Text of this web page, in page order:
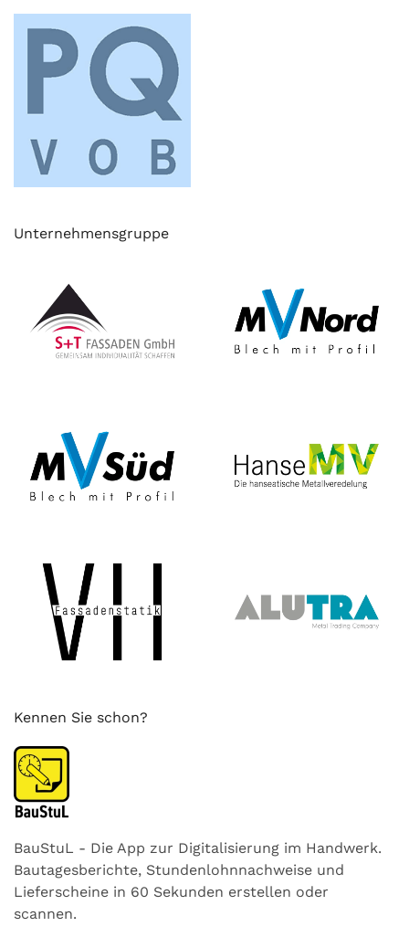
Unternehmensgruppe
Kennen Sie schon?
BauStuL - Die App zur Digitalisierung im Handwerk.
Bautagesberichte, Stundenlohnnachweise und
Lieferscheine in 60 Sekunden erstellen oder
scannen.